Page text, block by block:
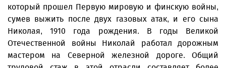
который прошел Первую мировую и финскую войны,
сумев выжить после двух газовых атак, и его сына
Николая, 1910 года рождения. В годы Великой
Отечественной войны Николай работал дорожным
мастером на Северной железной дороге. Общий